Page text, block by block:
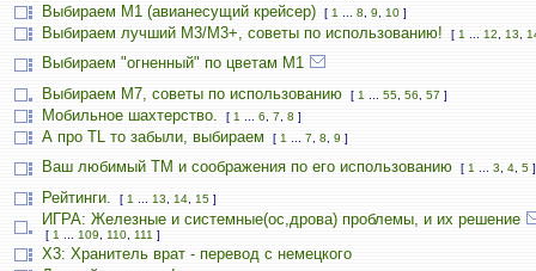
Выбираем М1 (авианесущий крейсер) [ 1 8 9 10 ]
Выбираем лучший M3/M3+, советы по использованию! [ 1 12 13
Выбираем "огненный" по цветам М1
Выбираем М7, советы по использованию
[ 1 55 56 57 ]
Мобильное шахтерство. [ 1 6 7 8 ]
А про TL то забыли, выбираем [ 1 7 8 9 ]
Ваш любимый TM и соображения по его использованию [ 1 3 4 5 ]
Рейтинги. [ 1 13 14 15 ]
ИГРА: Железные и системные(ос,дрова) проблемы, и их решение
[ 1 109 110 111 ]
X3: Хранитель врат - перевод с немецкого